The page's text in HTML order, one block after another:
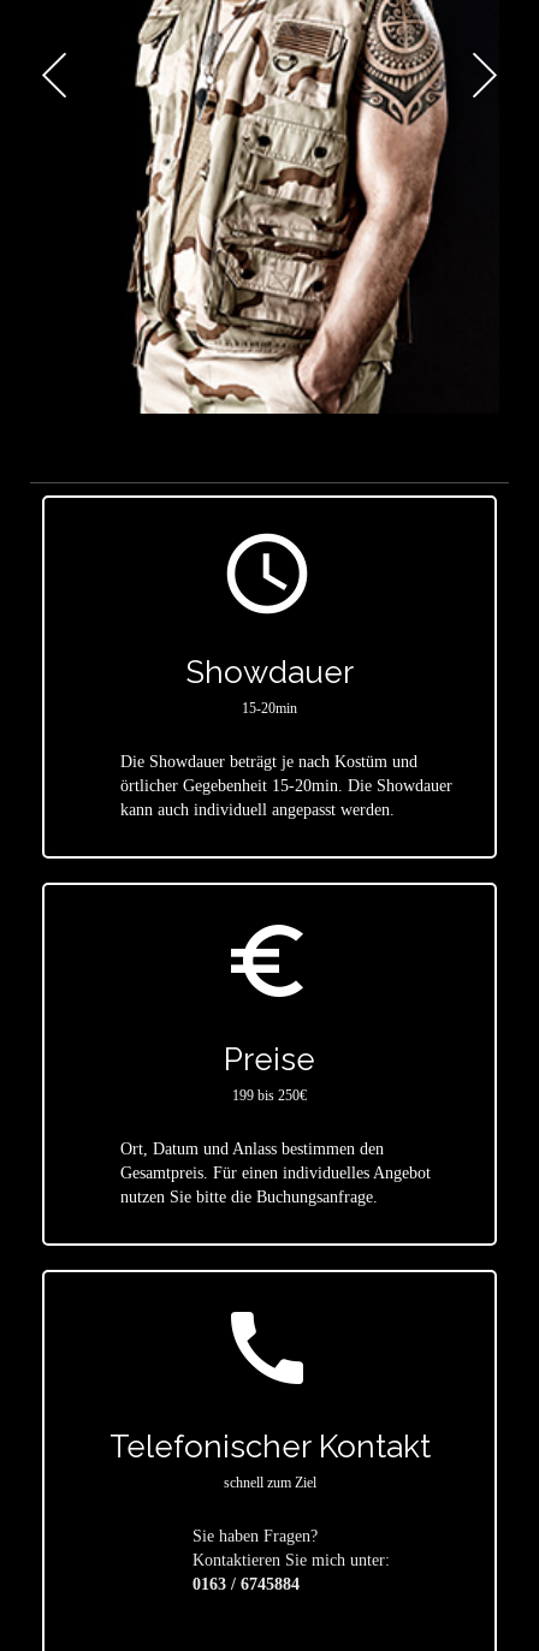
access_time
Showdauer
15-20min
Die Showdauer beträgt je nach Kostüm und
örtlicher Gegebenheit 15-20min. Die Showdauer
kann auch individuell angepasst werden.
euro_symbol
Preise
199 bis 250€
Ort, Datum und Anlass bestimmen den
Gesamtpreis. Für einen individuelles Angebot
nutzen Sie bitte die Buchungsanfrage.
call
Telefonischer Kontakt
schnell zum Ziel
Sie haben Fragen?
Kontaktieren Sie mich unter:
0163 / 6745884